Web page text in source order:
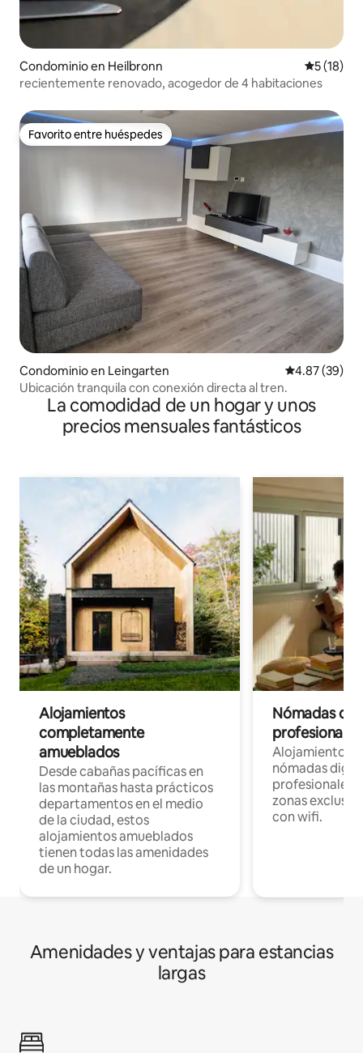
Condominio en Heilbronn
5 (18)
recientemente renovado, acogedor de 4 habitaciones
Favorito entre huéspedes
Favorito entre huéspedes
Condominio en Leingarten Calificación
4.87 (39)
Ubicación tranquila con conexión directa al tren.
La comodidad de un hogar y unos
precios mensuales fantásticos
Alojamientos
completamente
amueblados
Desde cabañas pacíficas en
las montañas hasta prácticos
departamentos en el medio
de la ciudad, estos
alojamientos amueblados
tienen todas las amenidades
de un hogar.
Nómadas
Alojamientos
nómadas
profesionales
zonas
con wifi.
Amenidades y ventajas para estancias
largas